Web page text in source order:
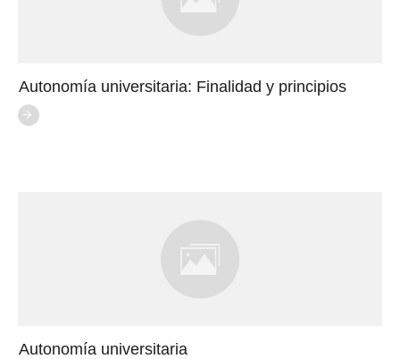
Autonomía universitaria: Finalidad y principios
Autonomía universitaria